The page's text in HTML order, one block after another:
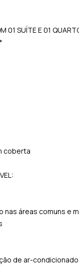
01 SUÍTE E 01
coberta
nas áreas comuns e
de ar-condicionado